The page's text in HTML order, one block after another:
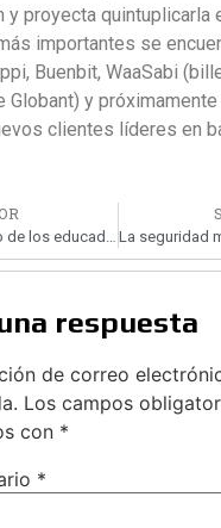
y proyecta quintuplicarla
importantes se
Buenbit, WaaSabi
y próximamente
clientes líderes en
respuesta
de correo
Los campos
con *
*